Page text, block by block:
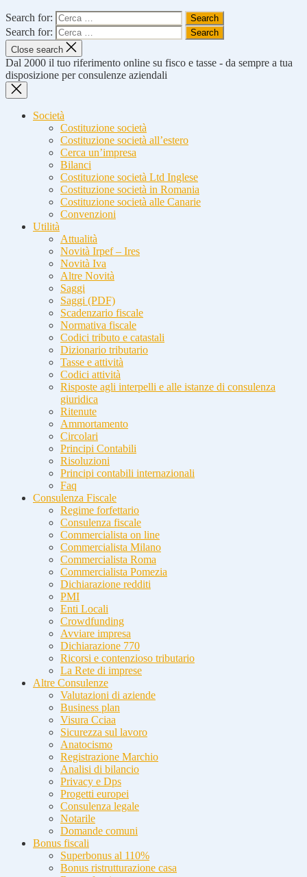
Search for:
Search for:
Close search
Dal 2000 il tuo riferimento online su fisco e tasse - da sempre a tua
disposizione per consulenze aziendali
Società
Costituzione società
Costituzione società all’estero
Cerca un’impresa
Bilanci
Costituzione società Ltd Inglese
Costituzione società in Romania
Costituzione società alle Canarie
Convenzioni
Utilità
Attualità
Novità Irpef – Ires
Novità Iva
Altre Novità
Saggi
Saggi (PDF)
Scadenzario fiscale
Normativa fiscale
Codici tributo e catastali
Dizionario tributario
Tasse e attività
Codici attività
Risposte agli interpelli e alle istanze di consulenza
giuridica
Ritenute
Ammortamento
Circolari
Principi Contabili
Risoluzioni
Principi contabili internazionali
Faq
Consulenza Fiscale
Regime forfettario
Consulenza fiscale
Commercialista on line
Commercialista Milano
Commercialista Roma
Commercialista Pomezia
Dichiarazione redditi
PMI
Enti Locali
Crowdfunding
Avviare impresa
Dichiarazione 770
Ricorsi e contenzioso tributario
La Rete di imprese
Altre Consulenze
Valutazioni di aziende
Business plan
Visura Cciaa
Sicurezza sul lavoro
Anatocismo
Registrazione Marchio
Analisi di bilancio
Privacy e Dps
Progetti europei
Consulenza legale
Notarile
Domande comuni
Bonus fiscali
Superbonus al 110%
Bonus ristrutturazione casa